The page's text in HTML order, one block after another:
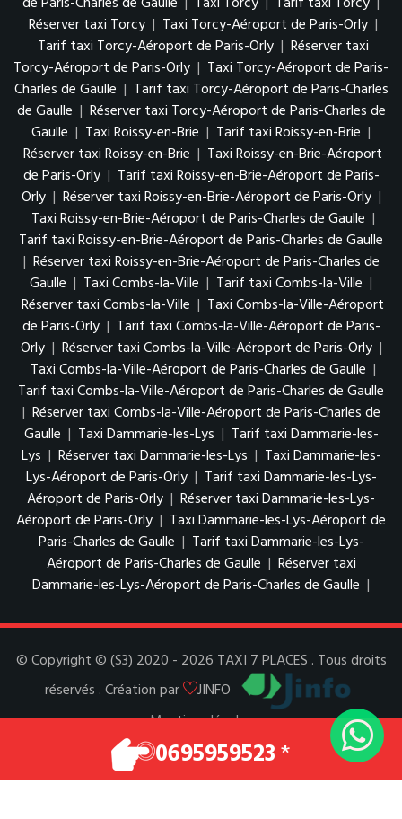
Réserver taxi Torcy | Taxi Torcy-Aéroport de Paris-Orly |
Tarif taxi Torcy-Aéroport de Paris-Orly | Réserver taxi
Torcy-Aéroport de Paris-Orly | Taxi Torcy-Aéroport de Paris-
Charles de Gaulle | Tarif taxi Torcy-Aéroport de Paris-Charles
de Gaulle | Réserver taxi Torcy-Aéroport de Paris-Charles de
Gaulle | Taxi Roissy-en-Brie | Tarif taxi Roissy-en-Brie |
Réserver taxi Roissy-en-Brie | Taxi Roissy-en-Brie-Aéroport
de Paris-Orly | Tarif taxi Roissy-en-Brie-Aéroport de Paris-
Orly | Réserver taxi Roissy-en-Brie-Aéroport de Paris-Orly |
Taxi Roissy-en-Brie-Aéroport de Paris-Charles de Gaulle |
Tarif taxi Roissy-en-Brie-Aéroport de Paris-Charles de Gaulle
| Réserver taxi Roissy-en-Brie-Aéroport de Paris-Charles de
Gaulle | Taxi Combs-la-Ville | Tarif taxi Combs-la-Ville |
Réserver taxi Combs-la-Ville | Taxi Combs-la-Ville-Aéroport
de Paris-Orly | Tarif taxi Combs-la-Ville-Aéroport de Paris-
Orly | Réserver taxi Combs-la-Ville-Aéroport de Paris-Orly |
Taxi Combs-la-Ville-Aéroport de Paris-Charles de Gaulle |
Tarif taxi Combs-la-Ville-Aéroport de Paris-Charles de Gaulle
| Réserver taxi Combs-la-Ville-Aéroport de Paris-Charles de
Gaulle | Taxi Dammarie-les-Lys | Tarif taxi Dammarie-les-
Lys | Réserver taxi Dammarie-les-Lys | Taxi Dammarie-les-
Lys-Aéroport de Paris-Orly | Tarif taxi Dammarie-les-Lys-
Aéroport de Paris-Orly | Réserver taxi Dammarie-les-Lys-
Aéroport de Paris-Orly | Taxi Dammarie-les-Lys-Aéroport de
Paris-Charles de Gaulle | Tarif taxi Dammarie-les-Lys-
Aéroport de Paris-Charles de Gaulle | Réserver taxi
Dammarie-les-Lys-Aéroport de Paris-Charles de Gaulle |
© Copyright © (S3) 2020 - 2026 TAXI 7 PLACES . Tous droits
réservés . Création par
JINFO
Mentions légales
Espace Pro
0695959523*